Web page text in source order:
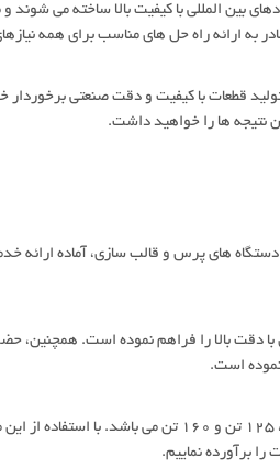
بین المللی با کیفیت بالا ساخته می شوند و
به ارائه راه حل های مناسب برای همه
قطعات با کیفیت و دقت صنعتی برخوردار
نتیجه ها را خواهید داشت.
های پرس و قالب سازی، آماده ارائه
دقت بالا را فراهم نموده است. همچنین،
نموده است.
پرس های متنوع موجود در شرکت آکو شامل انواع پرس 12 تن، 25 تن، 80 تن، 125 تن
را برآورده نماییم.